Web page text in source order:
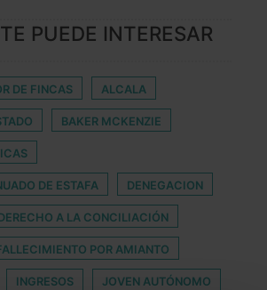
PUEDE INTERESAR
DE FINCAS ALCALA
BAKER MCKENZIE
DE ESTAFA DENEGACION
A LA CONCILIACIÓN
POR AMIANTO
INGRESOS JOVEN AUTÓNOMO